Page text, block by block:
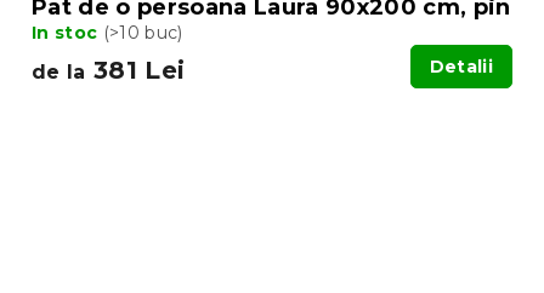
Pat de o persoana Laura 90x200 cm, pin
In stoc (>10 buc)
de la 381 Lei Detalii